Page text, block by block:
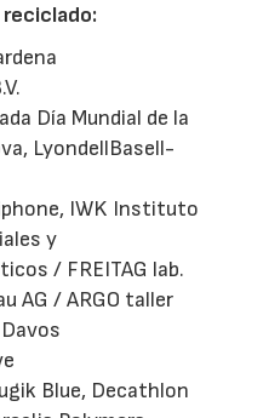
Día Mundial de la
LyondellBasell-
IWK Instituto
y
/ FREITAG lab.
AG / ARGO taller
Blue, Decathlon